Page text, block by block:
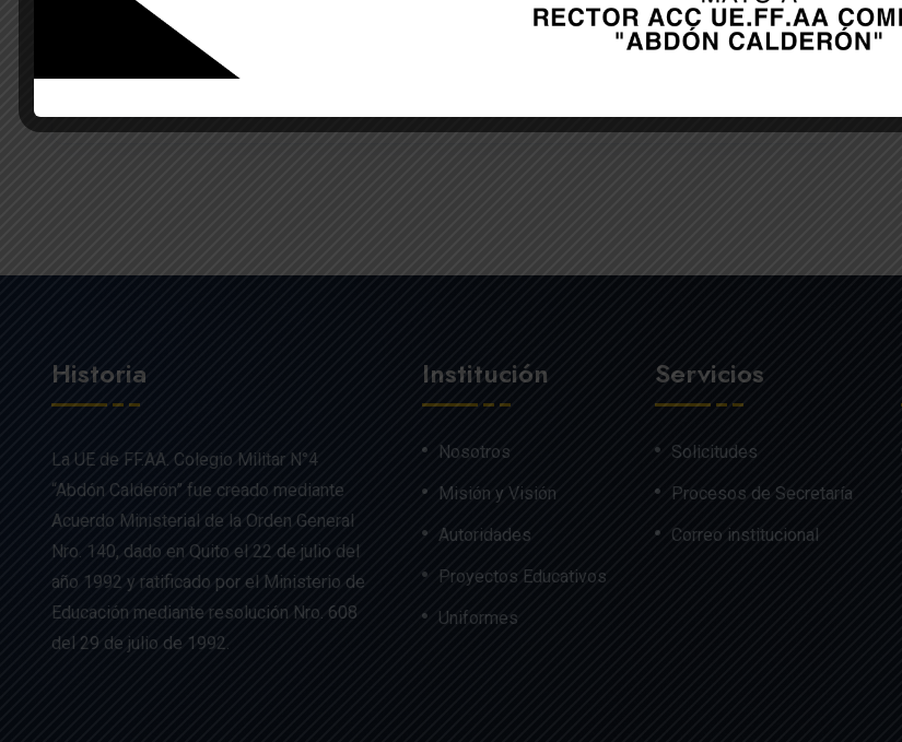
POST COMMENT
Historia
La UE de FF.AA. Colegio Militar N°4
“Abdón Calderón” fue creado mediante
Acuerdo Ministerial de la Orden General
Nro. 140, dado en Quito el 22 de julio del
año 1992 y ratificado por el Ministerio de
Educación mediante resolución Nro. 608
del 29 de julio de 1992.
Institución
Nosotros
Misión y Visión
Autoridades
Proyectos Educativos
Uniformes
Servicios
Solicitudes
Procesos de Secretaría
Correo institucional